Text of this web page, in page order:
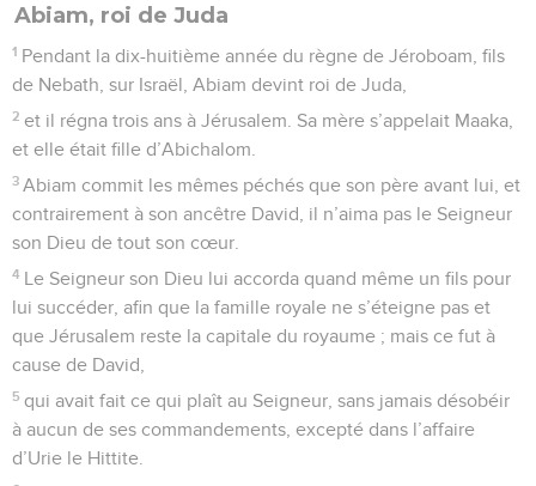
Abiam, roi de Juda
1 Pendant la dix-huitième année du règne de Jéroboam, fils
de Nebath, sur Israël, Abiam devint roi de Juda,
2 et il régna trois ans à Jérusalem. Sa mère s’appelait Maaka,
et elle était fille d’Abichalom.
3 Abiam commit les mêmes péchés que son père avant lui, et
contrairement à son ancêtre David, il n’aima pas le Seigneur
son Dieu de tout son cœur.
4 Le Seigneur son Dieu lui accorda quand même un fils pour
lui succéder, afin que la famille royale ne s’éteigne pas et
que Jérusalem reste la capitale du royaume ; mais ce fut à
cause de David,
5 qui avait fait ce qui plaît au Seigneur, sans jamais désobéir
à aucun de ses commandements, excepté dans l’affaire
d’Urie le Hittite.